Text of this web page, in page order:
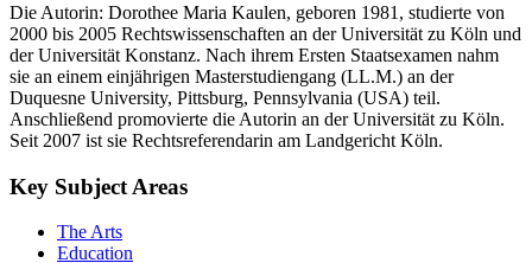
Die Autorin: Dorothee Maria Kaulen, geboren 1981, studierte von
2000 bis 2005 Rechtswissenschaften an der Universität zu Köln und
der Universität Konstanz. Nach ihrem Ersten Staatsexamen nahm
sie an einem einjährigen Masterstudiengang (LL.M.) an der
Duquesne University, Pittsburg, Pennsylvania (USA) teil.
Anschließend promovierte die Autorin an der Universität zu Köln.
Seit 2007 ist sie Rechtsreferendarin am Landgericht Köln.
Key Subject Areas
The Arts
Education